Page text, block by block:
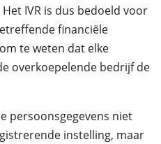
IVR is dus bedoeld voor
financiële
te weten dat elke
overkoepelende bedrijf de
persoonsgegevens niet
instelling, maar